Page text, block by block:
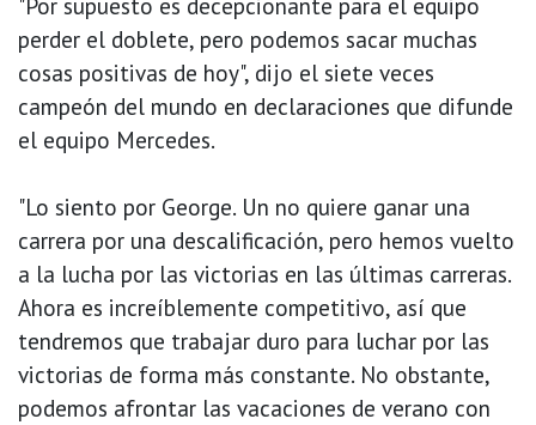
perder el doblete, pero podemos sacar muchas
cosas positivas de hoy", dijo el siete veces
campeón del mundo en declaraciones que difunde
el equipo Mercedes.
"Lo siento por George. Un no quiere ganar una
carrera por una descalificación, pero hemos vuelto
a la lucha por las victorias en las últimas carreras.
Ahora es increíblemente competitivo, así que
tendremos que trabajar duro para luchar por las
victorias de forma más constante. No obstante,
podemos afrontar las vacaciones de verano con